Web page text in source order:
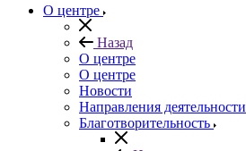
О центре
Назад
О центре
О центре
Новости
Направления деятельности
Благотворительность